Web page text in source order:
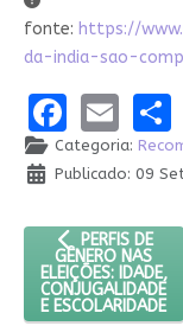
fonte: https://
da-india-sao-
Categoria:
Publicado: 09
ARTIGO
PERFIS DE
GÊNERO NAS
ELEIÇÕES: IDADE,
CONJUGALIDADE
E ESCOLARIDADE